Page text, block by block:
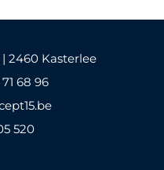
2460 Kasterlee
68 96
520